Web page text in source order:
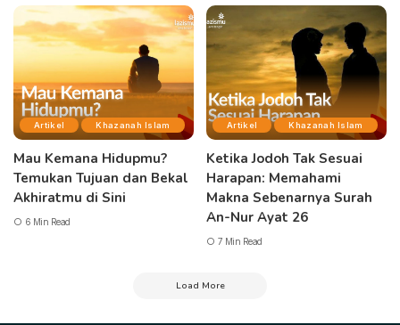
Artikel Khazanah Islam
Mau Kemana Hidupmu?
Temukan Tujuan dan Bekal
Akhiratmu di Sini
6 Min Read
Artikel Khazanah Islam
Ketika Jodoh Tak Sesuai
Harapan: Memahami
Makna Sebenarnya Surah
An-Nur Ayat 26
7 Min Read
Load More